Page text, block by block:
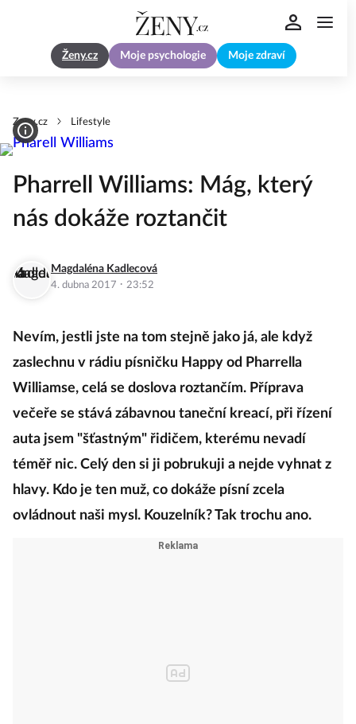
Ženy.cz Moje psychologie Moje zdraví
Zeny.cz Lifestyle
Pharrell Williams: Mág, který
nás dokáže roztančit
Magdaléna Kadlecová
4. dubna 2017 · 23:52
Nevím, jestli jste na tom stejně jako já, ale když
zaslechnu v rádiu písničku Happy od Pharrella
Williamse, celá se doslova roztančím. Příprava
večeře se stává zábavnou taneční kreací, při řízení
auta jsem "šťastným" řidičem, kterému nevadí
téměř nic. Celý den si ji pobrukuji a nejde vyhnat z
hlavy. Kdo je ten muž, co dokáže písní zcela
ovládnout naši mysl. Kouzelník? Tak trochu ano.